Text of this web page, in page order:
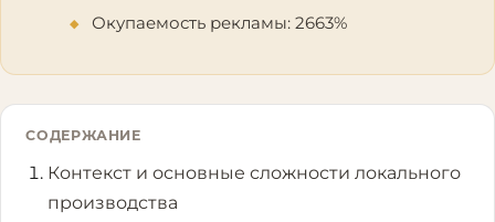
Окупаемость рекламы: 2663%
СОДЕРЖАНИЕ
Контекст и основные сложности локального
производства